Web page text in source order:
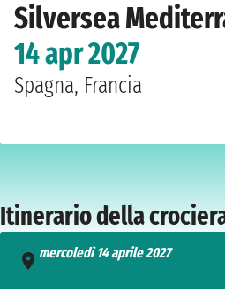
Silversea
14 apr 2027
Spagna, Francia
Itinerario della
mercoledì 14 aprile 2027